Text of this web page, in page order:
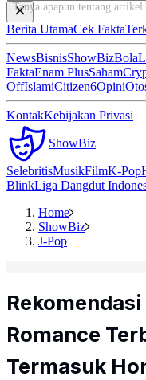
Bac
Berita UtamaCek Fakta
NewsBisnisShowBizBola
FaktaEnam PlusSaham
OffIslamiCitizen6Opini
KontakKebijakan Privasi
ShowBiz
SelebritisMusikFilmK-Pop
BlinkLiga Dangdut
Home
ShowBiz
J-Pop
Romance
Termasuk